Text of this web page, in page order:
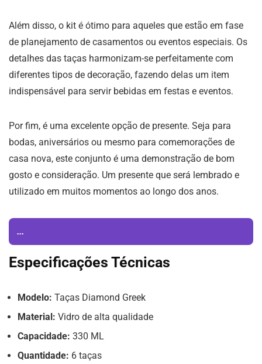
Além disso, o kit é ótimo para aqueles que estão em fase
de planejamento de casamentos ou eventos especiais. Os
detalhes das taças harmonizam-se perfeitamente com
diferentes tipos de decoração, fazendo delas um item
indispensável para servir bebidas em festas e eventos.
Por fim, é uma excelente opção de presente. Seja para
bodas, aniversários ou mesmo para comemorações de
casa nova, este conjunto é uma demonstração de bom
gosto e consideração. Um presente que será lembrado e
utilizado em muitos momentos ao longo dos anos.
...
Especificações Técnicas
Modelo: Taças Diamond Greek
Material: Vidro de alta qualidade
Capacidade: 330 ML
Quantidade: 6 taças